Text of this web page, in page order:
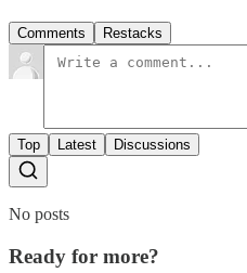
Comments Restacks
Top Latest Discussions
No posts
Ready for more?